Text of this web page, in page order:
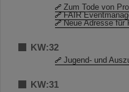
Zum Tode von
FAIR
Neue Adresse für
KW:32
Jugend- und
KW:31